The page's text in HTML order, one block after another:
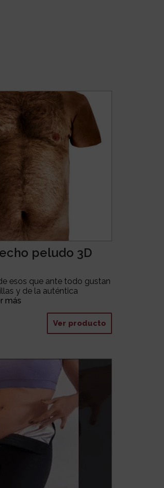
peludo 3D
esos que ante todo gustan
y de la auténtica
más
Ver producto